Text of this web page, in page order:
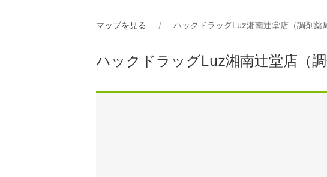
マップを見る ハックドラッグLuz湘南辻堂店（調剤薬
ハックドラッグLuz湘南辻堂店（調